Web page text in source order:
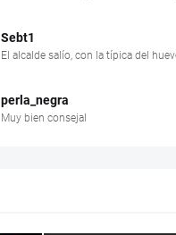
Sebt1
El alcalde salío, con la típica del
perla_negra
Muy bien consejal